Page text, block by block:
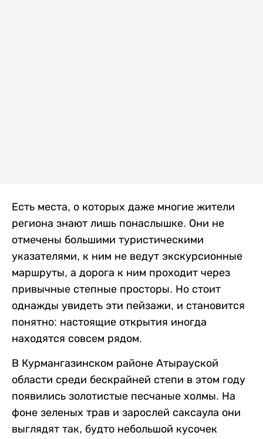
Есть места, о которых даже многие жители
региона знают лишь понаслышке. Они не
отмечены большими туристическими
указателями, к ним не ведут экскурсионные
маршруты, а дорога к ним проходит через
привычные степные просторы. Но стоит
однажды увидеть эти пейзажи, и становится
понятно: настоящие открытия иногда
находятся совсем рядом.
В Курмангазинском районе Атырауской
области среди бескрайней степи в этом году
появились золотистые песчаные холмы. На
фоне зеленых трав и зарослей саксаула они
выглядят так, будто небольшой кусочек